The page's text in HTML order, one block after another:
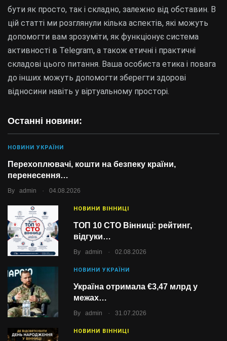
Останні новини:
НОВИНИ УКРАЇНИ
Перехоплювачі, кошти на безпеку країни,
перенесення…
By admin . 04.08.2026
НОВИНИ ВІННИЦІ
ТОП 10 СТО Вінниці: рейтинг,
відгуки…
By admin . 02.08.2026
НОВИНИ УКРАЇНИ
Україна отримала €3,47 млрд у
межах…
By admin . 31.07.2026
НОВИНИ ВІННИЦІ
бути як просто, так і складно, залежно від обставин. В
цій статті ми розглянули кілька аспектів, які можуть
допомогти вам зрозуміти, як функціонує система
активності в Telegram, а також етичні і практичні
складові цього питання. Ваша особиста етика і повага
до інших можуть допомогти зберегти здорові
відносини навіть у віртуальному просторі.